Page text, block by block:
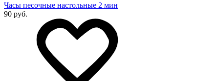
Часы песочные настольные 2 мин
90 руб.